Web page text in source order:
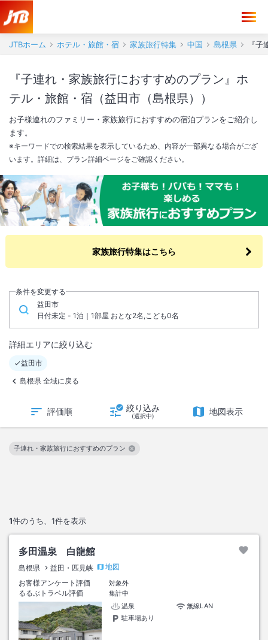
JTBホーム ホテル・旅館・宿 家族旅行特集 中国 島根県 『
『子連れ・家族旅行におすすめのプラン』ホ
テル・旅館・宿（益田市（島根県））
お子様連れのファミリー・家族旅行におすすめの宿泊プランをご紹介し
ます。
※キーワードでの検索結果を表示しているため、内容が一部異なる場合がござ
います。詳細は、プラン詳細ページをご確認ください。
家族旅行特集はこちら
条件を変更する
益田市
日付未定 - 1泊｜1部屋 おとな2名,こども0名
詳細エリアに絞り込む
益田市
島根県 全域に戻る
評価順 絞り込み
(選択中) 地図表示
1件のうち、 1件を表示
子連れ・家族旅行におすすめのプラン
この絞り込み条件を解除
多田温泉 白龍館
島根県 益田・匹見峡
地図
お客様アンケート評価
対象外
るるぶトラベル評価
集計中
温泉
無線LAN
駐車場あり